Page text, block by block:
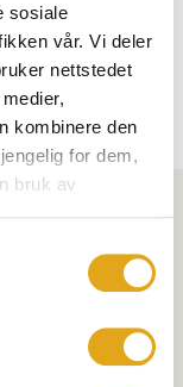
sosiale
vår. Vi deler
nettstedet
kombinere den
for dem,
bruk av
her.